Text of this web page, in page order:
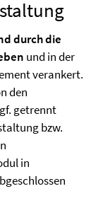
durch die
und in der
verankert.
den
getrennt
bzw.
in